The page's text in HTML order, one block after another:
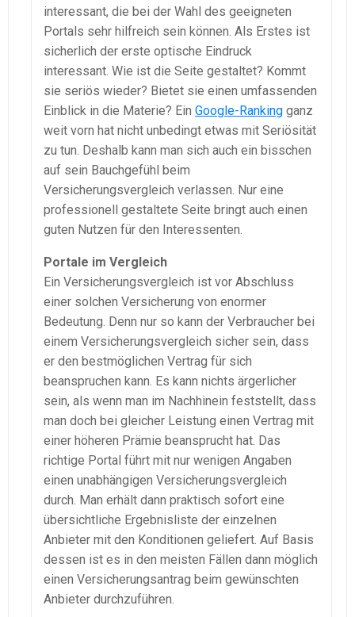
interessant, die bei der Wahl des geeigneten
Portals sehr hilfreich sein können. Als Erstes ist
sicherlich der erste optische Eindruck
interessant. Wie ist die Seite gestaltet? Kommt
sie seriös wieder? Bietet sie einen umfassenden
Einblick in die Materie? Ein Google-Ranking ganz
weit vorn hat nicht unbedingt etwas mit Seriösität
zu tun. Deshalb kann man sich auch ein bisschen
auf sein Bauchgefühl beim
Versicherungsvergleich verlassen. Nur eine
professionell gestaltete Seite bringt auch einen
guten Nutzen für den Interessenten.
Portale im Vergleich
Ein Versicherungsvergleich ist vor Abschluss
einer solchen Versicherung von enormer
Bedeutung. Denn nur so kann der Verbraucher bei
einem Versicherungsvergleich sicher sein, dass
er den bestmöglichen Vertrag für sich
beanspruchen kann. Es kann nichts ärgerlicher
sein, als wenn man im Nachhinein feststellt, dass
man doch bei gleicher Leistung einen Vertrag mit
einer höheren Prämie beansprucht hat. Das
richtige Portal führt mit nur wenigen Angaben
einen unabhängigen Versicherungsvergleich
durch. Man erhält dann praktisch sofort eine
übersichtliche Ergebnisliste der einzelnen
Anbieter mit den Konditionen geliefert. Auf Basis
dessen ist es in den meisten Fällen dann möglich
einen Versicherungsantrag beim gewünschten
Anbieter durchzuführen.